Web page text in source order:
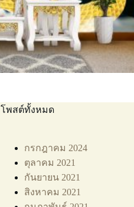
โพสต์ทั้งหมด
กรกฎาคม 2024
ตุลาคม 2021
กันยายน 2021
สิงหาคม 2021